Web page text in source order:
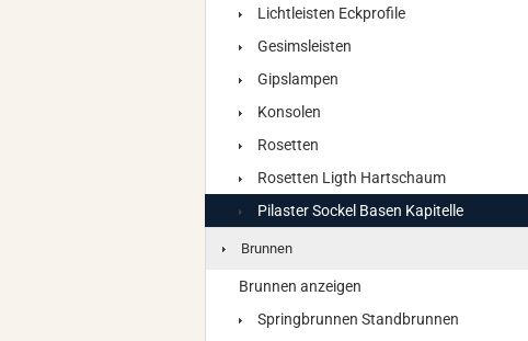
Lichtleisten Eckprofile
Gesimsleisten
Gipslampen
Konsolen
Rosetten
Rosetten Ligth Hartschaum
Pilaster Sockel Basen Kapitelle
Brunnen
Brunnen anzeigen
Springbrunnen Standbrunnen